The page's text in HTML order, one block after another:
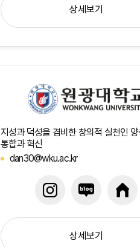
상세보기
지성과 덕성을 겸비한 창의적 실천인
통합과 혁신
dan30@wku.ac.kr
상세보기